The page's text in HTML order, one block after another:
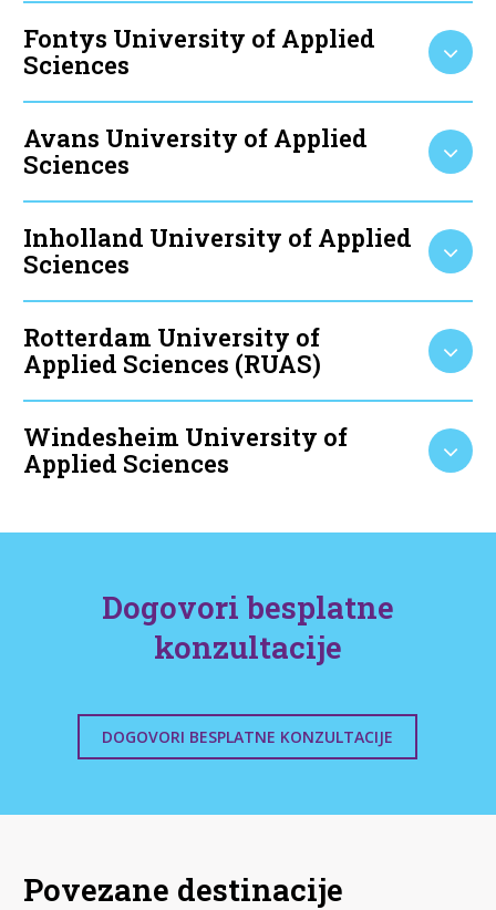
Fontys University of Applied
Sciences
Avans University of Applied
Sciences
Inholland University of Applied
Sciences
Rotterdam University of
Applied Sciences (RUAS)
Windesheim University of
Applied Sciences
Dogovori besplatne
konzultacije
DOGOVORI BESPLATNE KONZULTACIJE
Povezane destinacije